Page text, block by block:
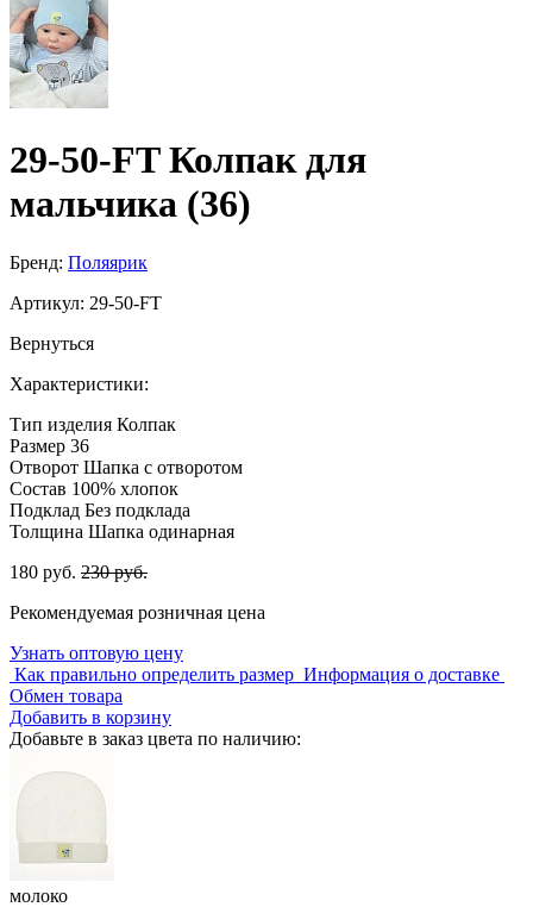
29-50-FT Колпак для
мальчика (36)
Бренд: Поляярик
Артикул: 29-50-FT
Вернуться
Характеристики:
Тип изделия Колпак
Размер 36
Отворот Шапка с отворотом
Состав 100% хлопок
Подклад Без подклада
Толщина Шапка одинарная
180 руб. 230 руб.
Рекомендуемая розничная цена
Узнать оптовую цену
Как правильно определить размер Информация о доставке
Обмен товара
Добавить в корзину
Добавьте в заказ цвета по наличию:
молоко